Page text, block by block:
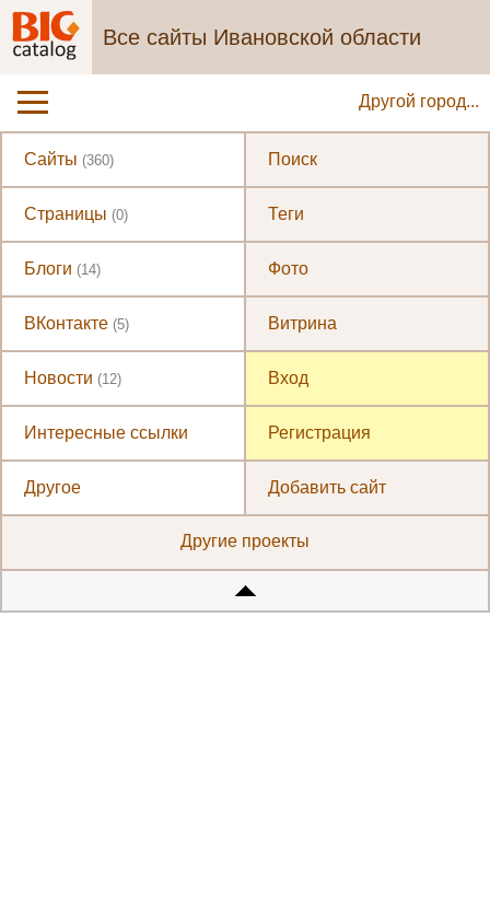
Все сайты Ивановской области
Другой город...
Сайты (360)
Страницы (0)
Блоги (14)
ВКонтакте (5)
Новости (12)
Интересные ссылки
Другое
Поиск
Теги
Фото
Витрина
Вход
Регистрация
Добавить сайт
Другие проекты